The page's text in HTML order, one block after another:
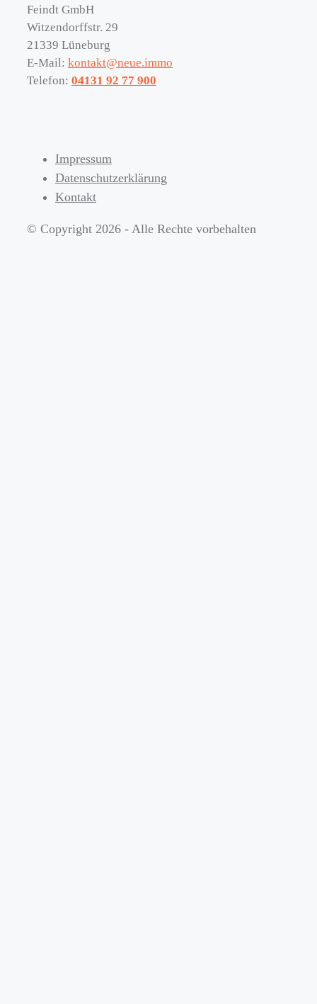
Feindt GmbH
Witzendorffstr. 29
21339 Lüneburg
E-Mail: kontakt@neue.immo
Telefon: 04131 92 77 900
Impressum
Datenschutzerklärung
Kontakt
© Copyright 2026 - Alle Rechte vorbehalten